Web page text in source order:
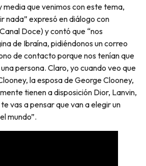
media que venimos con este tema,
nada” expresó en diálogo con
Doce) y contó que “nos
de Ibraína, pidiéndonos un correo
de contacto porque nos tenían que
persona. Claro, yo cuando veo que
la esposa de George Clooney,
tienen a disposición Dior, Lanvin,
vas a pensar que van a elegir un
mundo”.